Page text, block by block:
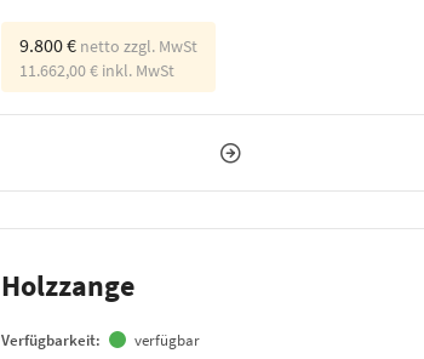
9.800 € netto zzgl. MwSt
11.662,00 € inkl. MwSt
Holzzange
Verfügbarkeit: verfügbar